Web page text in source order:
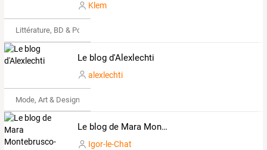
Klem
Littérature, BD & Poésie
Le blog d'Alexlechti
alexlechti
Mode, Art & Design
Le blog de Mara Montebrusco-Gaspari
Igor-le-Chat